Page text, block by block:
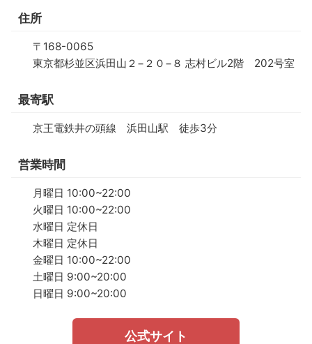
住所
〒168-0065
東京都杉並区浜田山２−２０−８ 志村ビル2階 202号室
最寄駅
京王電鉄井の頭線 浜田山駅 徒歩3分
営業時間
月曜日 10:00~22:00
火曜日 10:00~22:00
水曜日 定休日
木曜日 定休日
金曜日 10:00~22:00
土曜日 9:00~20:00
日曜日 9:00~20:00
公式サイト